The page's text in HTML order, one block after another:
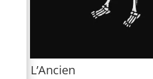
L’Ancien